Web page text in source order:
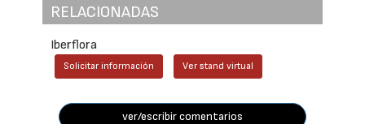
RELACIONADAS
Iberflora
Solicitar información Ver stand virtual
ver/escribir comentarios